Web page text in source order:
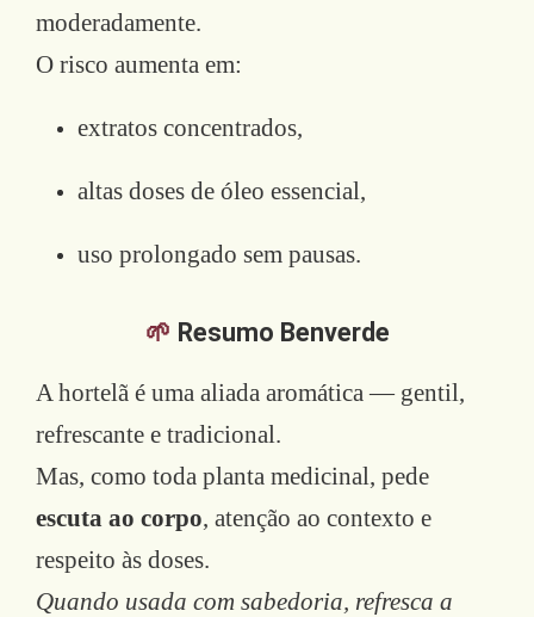
moderadamente.
O risco aumenta em:
extratos concentrados,
altas doses de óleo essencial,
uso prolongado sem pausas.
🌱 Resumo Benverde
A hortelã é uma aliada aromática — gentil,
refrescante e tradicional.
Mas, como toda planta medicinal, pede
escuta ao corpo, atenção ao contexto e
respeito às doses.
Quando usada com sabedoria, refresca a